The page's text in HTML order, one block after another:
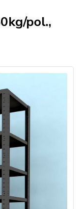
pol.,